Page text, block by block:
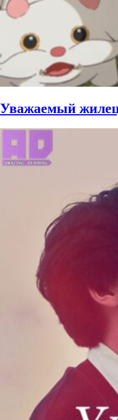
Уважаемый